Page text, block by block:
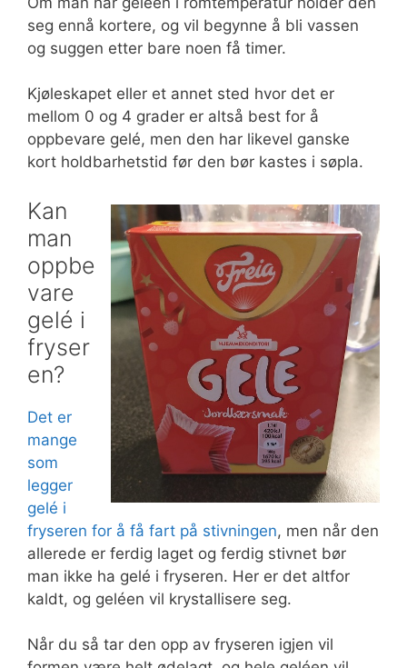
seg ennå kortere, og vil begynne å bli vassen
og suggen etter bare noen få timer.
Kjøleskapet eller et annet sted hvor det er
mellom 0 og 4 grader er altså best for å
oppbevare gelé, men den har likevel ganske
kort holdbarhetstid før den bør kastes i søpla.
Kan
man
oppbe
vare
gelé i
fryser
en?
Det er
mange
som
legger
gelé i
fryseren for å få fart på stivningen, men når den
allerede er ferdig laget og ferdig stivnet bør
man ikke ha gelé i fryseren. Her er det altfor
kaldt, og geléen vil krystallisere seg.
Når du så tar den opp av fryseren igjen vil